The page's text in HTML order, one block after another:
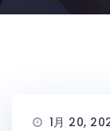
1月 20,